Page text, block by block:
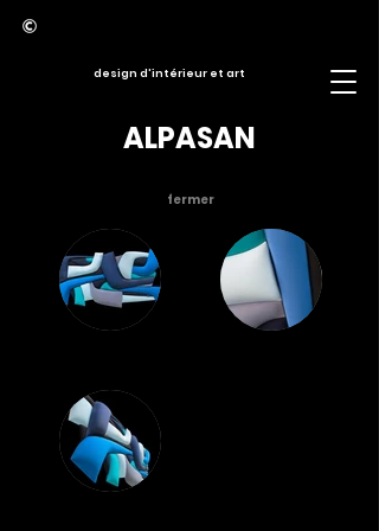
design d'intérieur et art
ALPASAN
fermer